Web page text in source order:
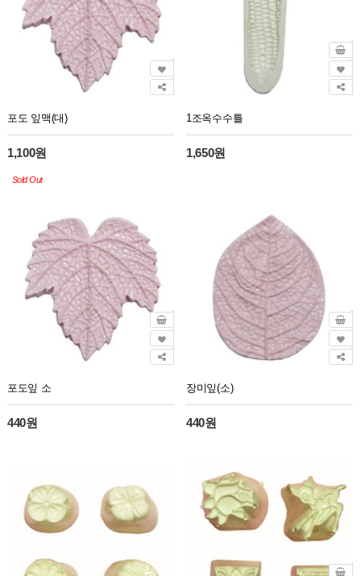
포도 잎맥(대)
1,100원
Sold Out
1조옥수수틀
1,650원
포도잎 소
440원
장미잎(소)
440원